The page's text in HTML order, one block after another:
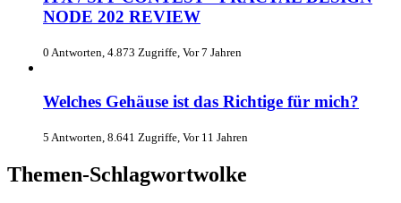
NODE 202 REVIEW
0 Antworten, 4.873 Zugriffe, Vor 7 Jahren
Welches Gehäuse ist das Richtige für mich?
5 Antworten, 8.641 Zugriffe, Vor 11 Jahren
Themen-Schlagwortwolke